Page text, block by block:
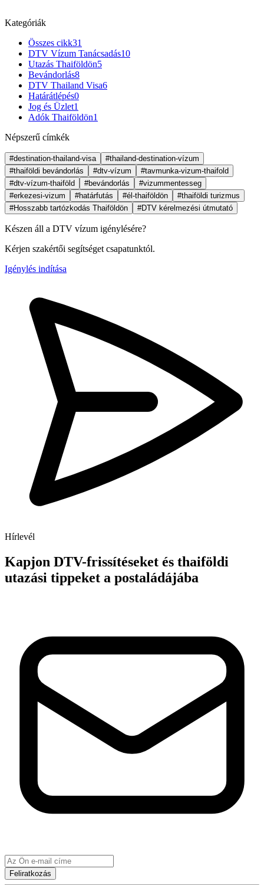
Kategóriák
Összes cikk31
DTV Vízum Tanácsadás10
Utazás Thaiföldön5
Bevándorlás8
DTV Thailand Visa6
Határátlépés0
Jog és Üzlet1
Adók Thaiföldön1
Népszerű címkék
#destination-thailand-visa
#thailand-destination-vízum
#thaiföldi bevándorlás
#dtv-vízum
#tavmunka-vizum-thaifold
#dtv-vízum-thaiföld
#bevándorlás
#vizummentesseg
#erkezesi-vizum
#határfutás #él-thaiföldön
#thaiföldi turizmus
#Hosszabb tartózkodás Thaiföldön
#DTV kérelmezési útmutató
Készen áll a DTV vízum igénylésére?
Kérjen szakértői segítséget csapatunktól.
Igénylés indítása
Hírlevél
Kapjon DTV-frissítéseket és thaiföldi
utazási tippeket a postaládájába
Feliratkozás